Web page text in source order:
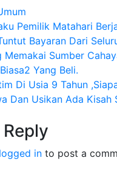
Pemilik Matahari
Bayaran Dari
Memakai Sumber
Yang Beli.
Di Usia 9 Tahun
Dan Usikan Ada Kisah
logged in to post a